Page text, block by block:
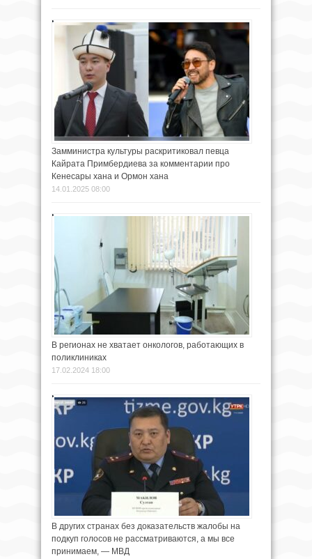
Замминистра культуры раскритиковал певца
Кайрата Примбердиева за комментарии про
Кенесары хана и Ормон хана
14.01.2025 08:00
В регионах не хватает онкологов, работающих в
поликлиниках
17.02.2024 18:00
В других странах без доказательств жалобы на
подкуп голосов не рассматриваются, а мы все
принимаем, — МВД